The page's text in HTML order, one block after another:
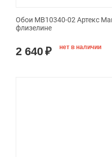
Обои MB10340-02 Артекс
флизелине
2 640₽ нет в наличии